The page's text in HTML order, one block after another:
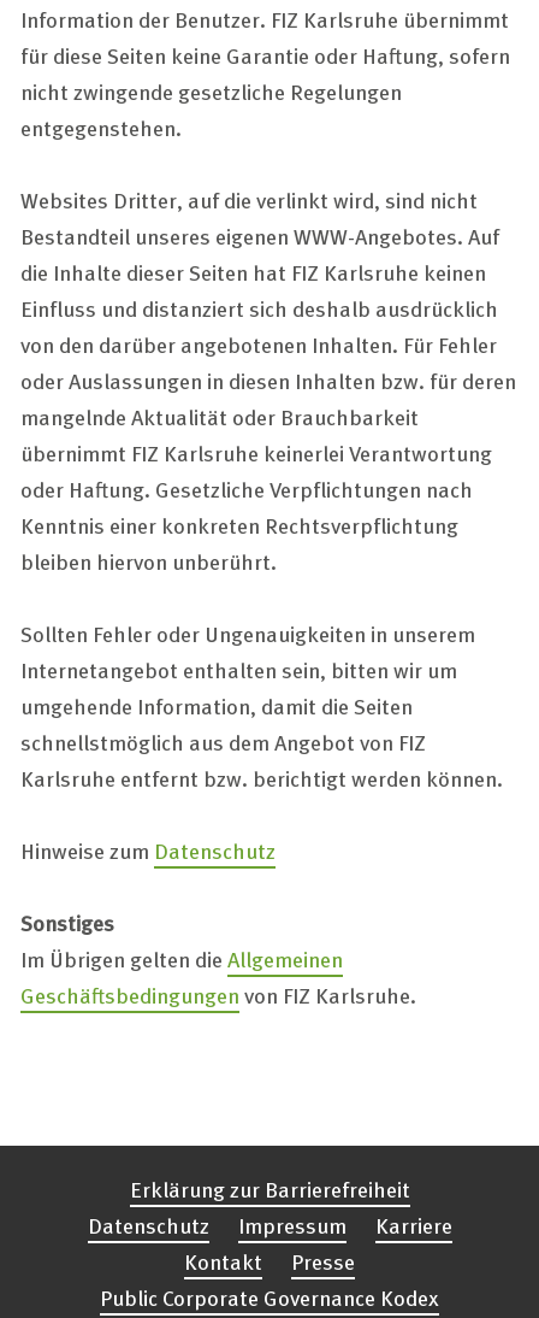
Information der Benutzer. FIZ Karlsruhe übernimmt
für diese Seiten keine Garantie oder Haftung, sofern
nicht zwingende gesetzliche Regelungen
entgegenstehen.
Websites Dritter, auf die verlinkt wird, sind nicht
Bestandteil unseres eigenen WWW-Angebotes. Auf
die Inhalte dieser Seiten hat FIZ Karlsruhe keinen
Einfluss und distanziert sich deshalb ausdrücklich
von den darüber angebotenen Inhalten. Für Fehler
oder Auslassungen in diesen Inhalten bzw. für deren
mangelnde Aktualität oder Brauchbarkeit
übernimmt FIZ Karlsruhe keinerlei Verantwortung
oder Haftung. Gesetzliche Verpflichtungen nach
Kenntnis einer konkreten Rechtsverpflichtung
bleiben hiervon unberührt.
Sollten Fehler oder Ungenauigkeiten in unserem
Internetangebot enthalten sein, bitten wir um
umgehende Information, damit die Seiten
schnellstmöglich aus dem Angebot von FIZ
Karlsruhe entfernt bzw. berichtigt werden können.
Hinweise zum Datenschutz
Sonstiges
Im Übrigen gelten dieAllgemeinen
Geschäftsbedingungenvon FIZ Karlsruhe.
Erklärung zur Barrierefreiheit
Datenschutz
Impressum
Karriere
Kontakt
Presse
Public Corporate Governance Kodex